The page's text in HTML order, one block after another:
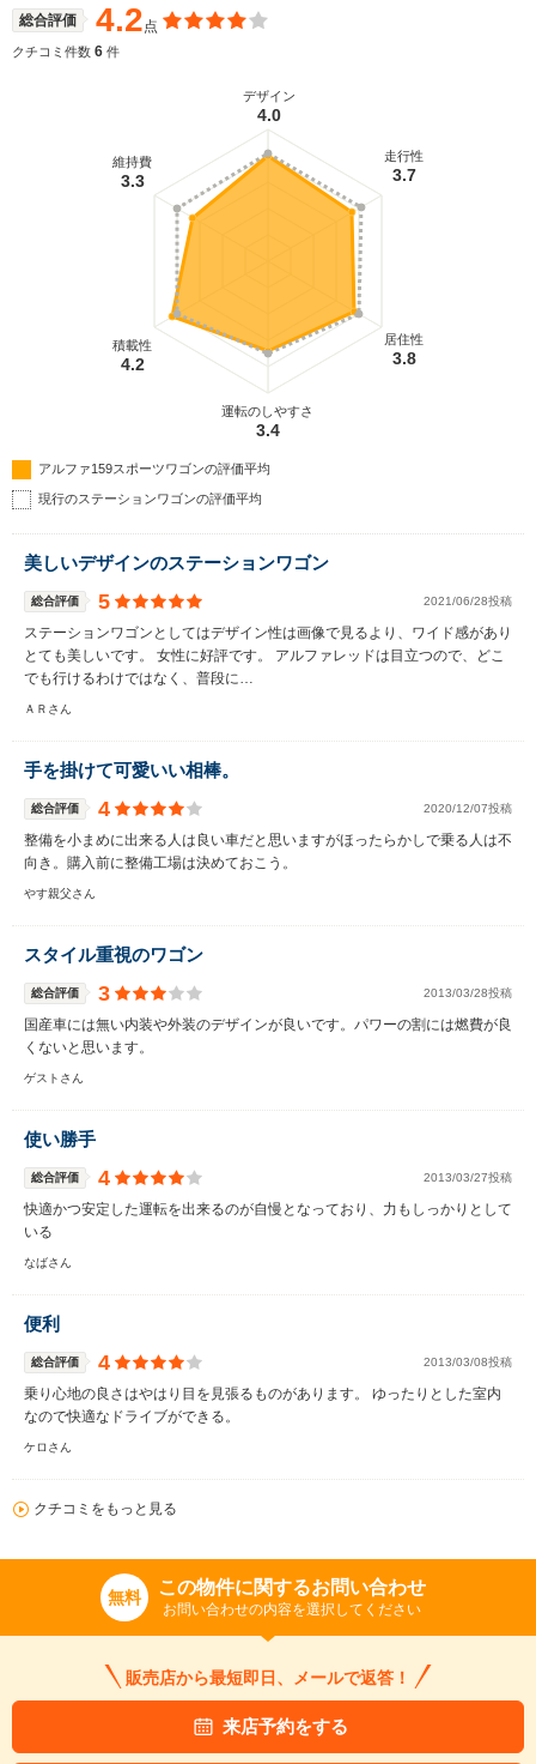
総合評価 4.2点
クチコミ件数 6 件
デザイン
4.0
走行性
3.7
居住性
3.8
運転のしやすさ
3.4
積載性
4.2
維持費
3.3
アルファ159スポーツワゴンの評価平均
現行のステーションワゴンの評価平均
美しいデザインのステーションワゴン
総合評価 5 2021/06/28投稿
ステーションワゴンとしてはデザイン性は画像で見るより、ワイド感があり
とても美しいです。 女性に好評です。 アルファレッドは目立つので、どこ
でも行けるわけではなく、普段に…
ＡＲさん
手を掛けて可愛いい相棒。
総合評価 4 2020/12/07投稿
整備を小まめに出来る人は良い車だと思いますがほったらかしで乗る人は不
向き。購入前に整備工場は決めておこう。
やす親父さん
スタイル重視のワゴン
総合評価 3 2013/03/28投稿
国産車には無い内装や外装のデザインが良いです。パワーの割には燃費が良
くないと思います。
ゲストさん
使い勝手
総合評価 4 2013/03/27投稿
快適かつ安定した運転を出来るのが自慢となっており、力もしっかりとして
いる
なばさん
便利
総合評価 4 2013/03/08投稿
乗り心地の良さはやはり目を見張るものがあります。 ゆったりとした室内
なので快適なドライブができる。
ケロさん
クチコミをもっと見る
無料 この物件に関するお問い合わせ
お問い合わせの内容を選択してください
販売店から最短即日、メールで返答！
来店予約をする